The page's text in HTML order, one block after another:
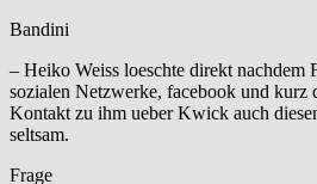
Bandini
– Heiko Weiss loeschte direkt nachdem
sozialen Netzwerke, facebook und kurz
Kontakt zu ihm ueber Kwick auch
seltsam.
Frage